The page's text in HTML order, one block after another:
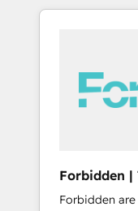
the
des équipes,
Shopify, Oneflow. 💻
custom :
B2B, Immobilier,
livrables :
Forbidden |
Consultancy
Forbidden